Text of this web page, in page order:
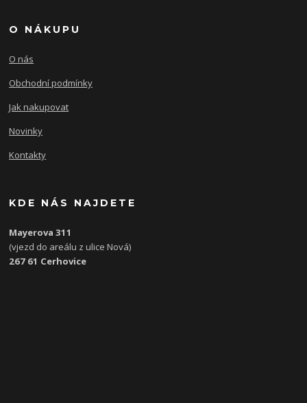
O NÁKUPU
O nás
Obchodní podmínky
Jak nakupovat
Novinky
Kontakty
KDE NÁS NAJDETE
Mayerova 311
(vjezd do areálu z ulice Nová)
267 61 Cerhovice